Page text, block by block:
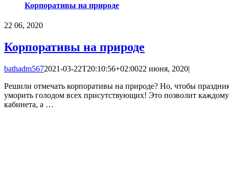
Корпоративы на природе
22 06, 2020
Корпоративы на природе
bathadm5672021-03-22T20:10:56+02:0022 июня, 2020|
Решили отмечать корпоративы на природе? Но, чтобы
уморить голодом всех присутствующих! Это позволит
кабинета, а …